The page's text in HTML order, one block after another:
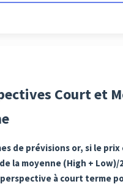
Court et
de prévisions or, si le
la moyenne (High + Low)/
perspective à court terme